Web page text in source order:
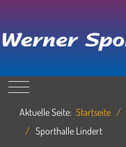
Mobile Menu Toggle
Aktuelle Seite: Startseite
Sporthalle Lindert